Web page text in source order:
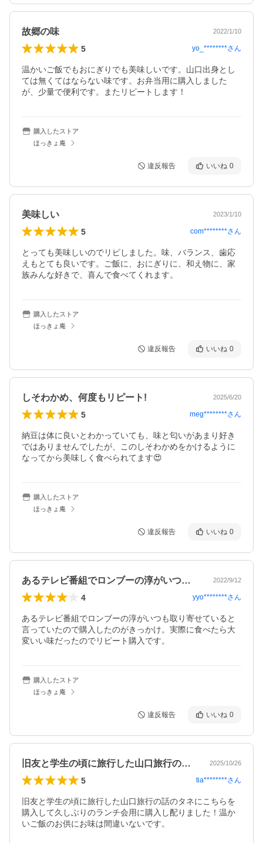
故郷の味 2022/1/10
5 yo_********さん
温かいご飯でもおにぎりでも美味しいです。山口出身とし
ては無くてはならない味です。お弁当用に購入しました
が、少量で便利です。またリピートします！
購入したストア
ほっきょ庵
違反報告 いいね 0
美味しい 2023/1/10
5 com********さん
とっても美味しいのでリピしました。味、バランス、歯応
えもとても良いです。ご飯に、おにぎりに、和え物に、家
族みんな好きで、喜んで食べてくれます。
購入したストア
ほっきょ庵
違反報告 いいね 0
しそわかめ、何度もリピート! 2025/6/20
5 meg********さん
納豆は体に良いとわかっていても、味と匂いがあまり好き
ではありませんでしたが、このしそわかめをかけるように
なってから美味しく食べられてます😍
購入したストア
ほっきょ庵
違反報告 いいね 0
あるテレビ番組でロンブーの淳がいつも取… 2022/9/12
4 yyo********さん
あるテレビ番組でロンブーの淳がいつも取り寄せていると
言っていたので購入したのがきっかけ。実際に食べたら大
変いい味だったのでリピート購入です。
購入したストア
ほっきょ庵
違反報告 いいね 0
旧友と学生の頃に旅行した山口旅行の話の… 2025/10/26
5 tia********さん
旧友と学生の頃に旅行した山口旅行の話のタネにこちらを
購入して久しぶりのランチ会用に購入し配りました！温か